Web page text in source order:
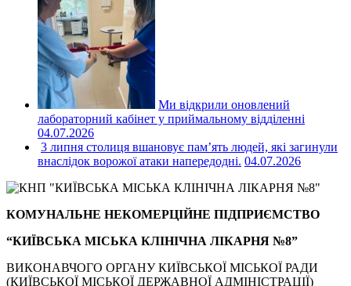
Ми відкрили оновлений
лабораторний кабінет у приймальному відділенні
04.07.2026
3 липня столиця вшановує пам’ять людей, які загинули
внаслідок ворожої атаки напередодні. 04.07.2026
КОМУНАЛЬНЕ НЕКОМЕРЦІЙНЕ ПІДПРИЄМСТВО
“КИЇВСЬКА МІСЬКА КЛІНІЧНА ЛІКАРНЯ №8”
ВИКОНАВЧОГО ОРГАНУ КИЇВСЬКОЇ МІСЬКОЇ РАДИ
(КИЇВСЬКОЇ МІСЬКОЇ ДЕРЖАВНОЇ АДМІНІСТРАЦІЇ)